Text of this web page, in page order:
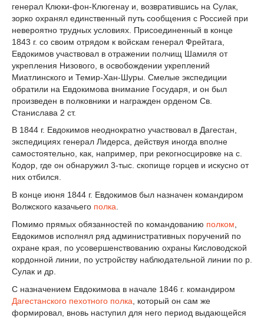
генерал Клюки-фон-Клюгенау и, возвратившись на Сулак,
зорко охранял единственный путь сообщения с Россией при
невероятно трудных условиях. Присоединенный в конце
1843 г. со своим отрядом к войскам генерал Фрейтага,
Евдокимов участвовал в отражении полчищ Шамиля от
укрепления Низового, в освобождении укреплений
Миатлинского и Темир-Хан-Шуры. Смелые экспедиции
обратили на Евдокимова внимание Государя, и он был
произведен в полковники и награжден орденом Св.
Станислава 2 ст.
В 1844 г. Евдокимов неоднократно участвовал в Дагестан,
экспедициях генерал Лидерса, действуя иногда вполне
самостоятельно, как, например, при рекогносцировке на с.
Кодор, где он обнаружил 3-тыс. скопище горцев и искусно от
них отбился.
В конце июня 1844 г. Евдокимов был назначен командиром
Волжского казачьего полка
Помимо прямых обязанностей по командованию полком
Евдокимов исполнял ряд административных поручений по
охране края, по усовершенствованию охраны Кисловодской
кордонной линии, по устройству наблюдательной линии по р.
Сулак и др.
С назначением Евдокимова в начале 1846 г. командиром
Дагестанского пехотного полка , который он сам же
формировал, вновь наступил для него период выдающейся